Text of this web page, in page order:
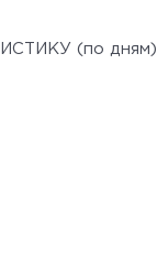
(по дням)